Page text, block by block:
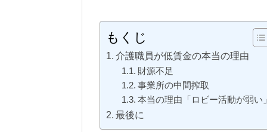
もくじ
介護職員が低賃金の本当の理由
財源不足
事業所の中間搾取
本当の理由「ロビー活動が弱い」
最後に